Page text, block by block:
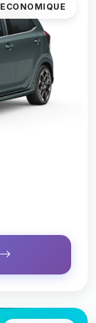
ECONOMIQUE